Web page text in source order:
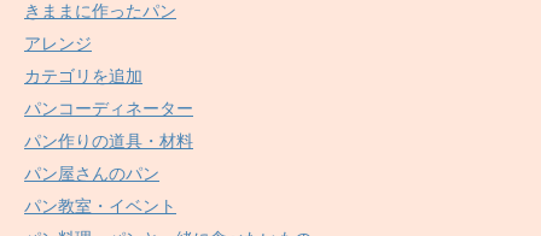
きままに作ったパン
アレンジ
カテゴリを追加
パンコーディネーター
パン作りの道具・材料
パン屋さんのパン
パン教室・イベント